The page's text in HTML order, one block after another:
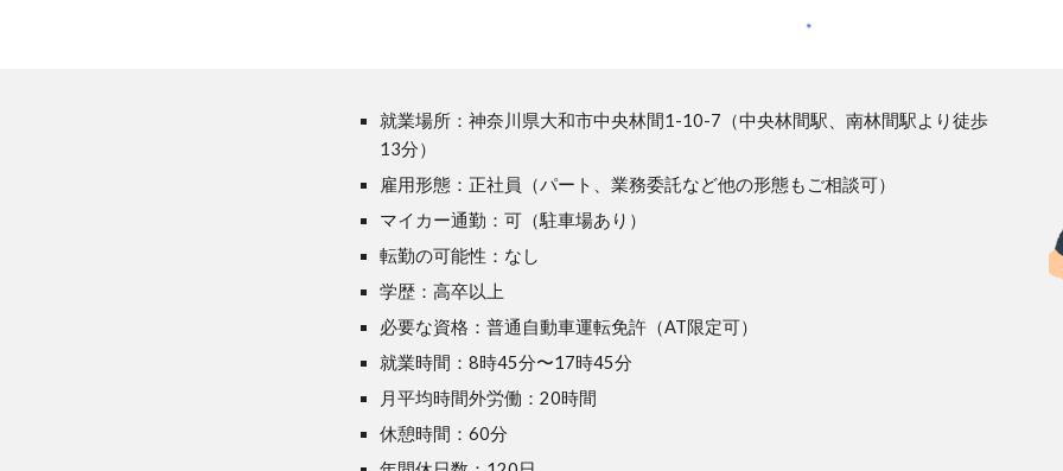
就業場所：神奈川県大和市中央林間1-10-7（中央林間駅、南林間駅より徒歩
13分）
雇用形態：正社員（パート、業務委託など他の形態もご相談可）
マイカー通勤：可（駐車場あり）
転勤の可能性：なし
学歴：高卒以上
必要な資格：普通自動車運転免許（AT限定可）
就業時間：8時45分〜17時45分
月平均時間外労働：20時間
休憩時間：60分